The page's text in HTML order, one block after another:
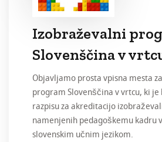
Izobraževalni
Slovenščina v
Objavljamo prosta vpisna mesta
program Slovenščina v vrtcu, ki je
razpisu za akreditacijo
namenjenih pedagoškemu kadru
slovenskim učnim jezikom.